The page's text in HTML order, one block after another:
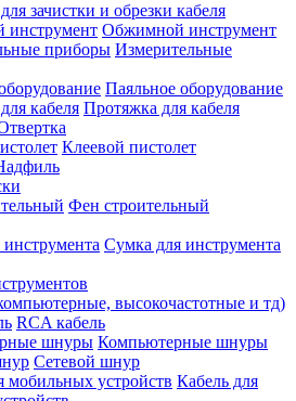
зачистки и обрезки кабеля
Обжимной инструмент
Измерительные
Паяльное оборудование
Протяжка для кабеля
Клеевой пистолет
Фен строительный
Сумка для инструмента
высокочастотные и тд)
RCA кабель
Компьютерные шнуры
Сетевой шнур
Кабель для